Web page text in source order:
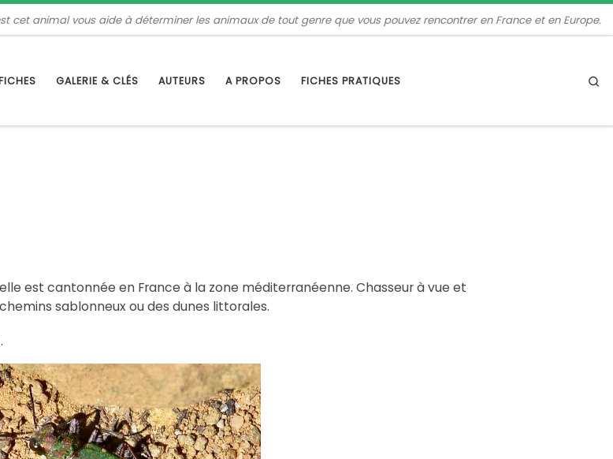
cet animal vous aide à déterminer les animaux de tout genre que vous pouvez rencontrer en France et en Europe.
GALERIE & CLÉS AUTEURS A PROPOS FICHES PRATIQUES
est cantonnée en France à la zone méditerranéenne. Chasseur à vue et
sablonneux ou des dunes littorales.